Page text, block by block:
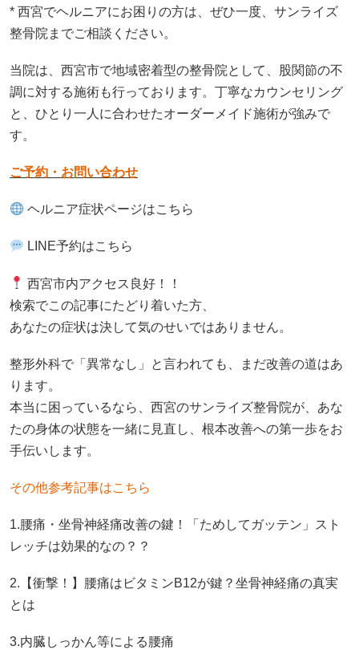
* 西宮でヘルニアにお困りの方は、ぜひ一度、サンライズ
整骨院までご相談ください。
当院は、西宮市で地域密着型の整骨院として、股関節の不
調に対する施術も行っております。丁寧なカウンセリング
と、ひとり一人に合わせたオーダーメイド施術が強みで
す。
ご予約・お問い合わせ
ヘルニア症状ページはこちら
LINE予約はこちら
西宮市内アクセス良好 ！！
検索でこの記事にたどり着いた方、
あなたの症状は決して気のせいではありません。
整形外科で「異常なし」と言われても、まだ改善の道はあ
ります。
本当に困っているなら、西宮のサンライズ整骨院が、あな
たの身体の状態を一緒に見直し、根本改善への第一歩をお
手伝いします。
その他参考記事はこちら
1.腰痛・坐骨神経痛改善の鍵！「ためしてガッテン」スト
レッチは効果的なの？？
2.【衝撃！】腰痛はビタミンB12が鍵？坐骨神経痛の真実
とは
3.内臓しっかん等による腰痛